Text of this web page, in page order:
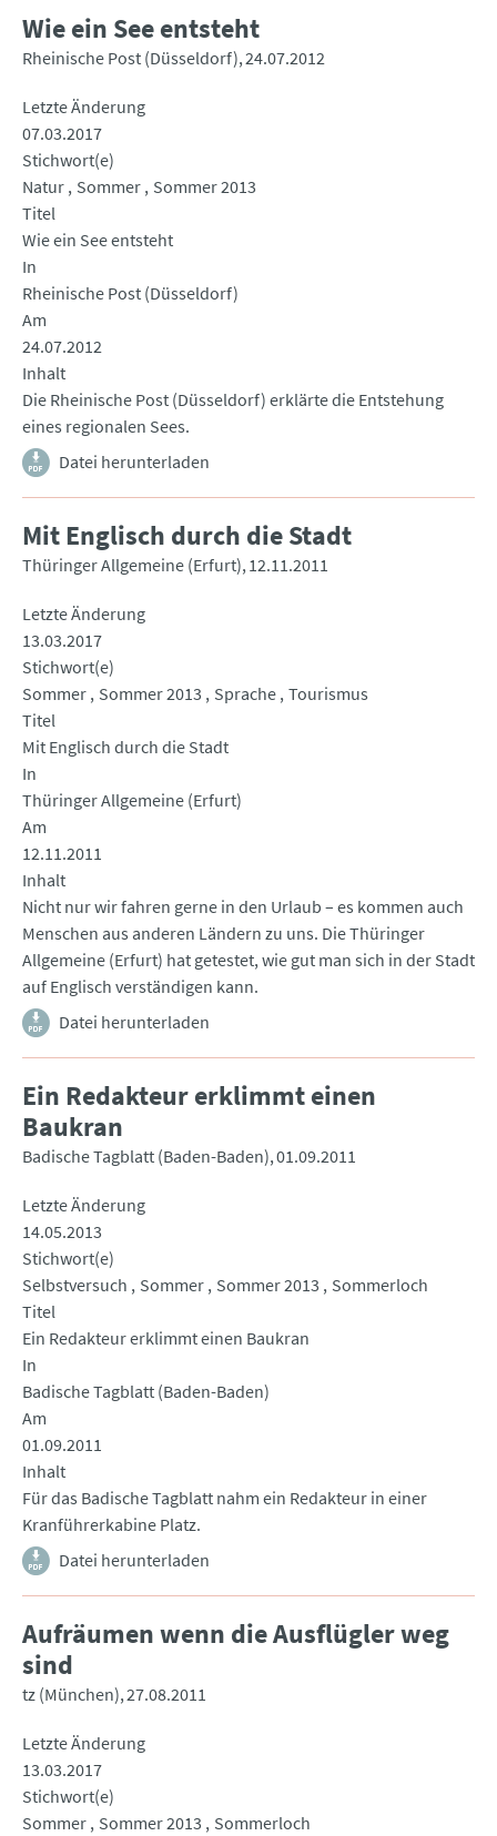
Wie ein See entsteht
Rheinische Post (Düsseldorf) 24.07.2012
Letzte Änderung
07.03.2017
Stichwort(e)
Natur Sommer Sommer 2013
Titel
Wie ein See entsteht
In
Rheinische Post (Düsseldorf)
Am
24.07.2012
Inhalt
Die Rheinische Post (Düsseldorf) erklärte die Entstehung
eines regionalen Sees.
Datei herunterladen
Mit Englisch durch die Stadt
Thüringer Allgemeine (Erfurt) 12.11.2011
Letzte Änderung
13.03.2017
Stichwort(e)
Sommer Sommer 2013 Sprache Tourismus
Titel
Mit Englisch durch die Stadt
In
Thüringer Allgemeine (Erfurt)
Am
12.11.2011
Inhalt
Nicht nur wir fahren gerne in den Urlaub – es kommen auch
Menschen aus anderen Ländern zu uns. Die Thüringer
Allgemeine (Erfurt) hat getestet, wie gut man sich in der Stadt
auf Englisch verständigen kann.
Datei herunterladen
Ein Redakteur erklimmt einen
Baukran
Badische Tagblatt (Baden-Baden) 01.09.2011
Letzte Änderung
14.05.2013
Stichwort(e)
Selbstversuch
Sommer Sommer 2013
Sommerloch
Titel
Ein Redakteur erklimmt einen Baukran
In
Badische Tagblatt (Baden-Baden)
Am
01.09.2011
Inhalt
Für das Badische Tagblatt nahm ein Redakteur in einer
Kranführerkabine Platz.
Datei herunterladen
Aufräumen wenn die Ausflügler weg
sind
tz (München) 27.08.2011
Letzte Änderung
13.03.2017
Stichwort(e)
Sommer Sommer 2013
Sommerloch